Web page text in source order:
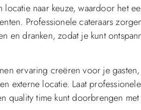
naar keuze, waardoor het
Professionele cateraars
en dranken, zodat je kunt
ervaring creëren voor je
externe locatie. Laat
quality time kunt doorbrengen